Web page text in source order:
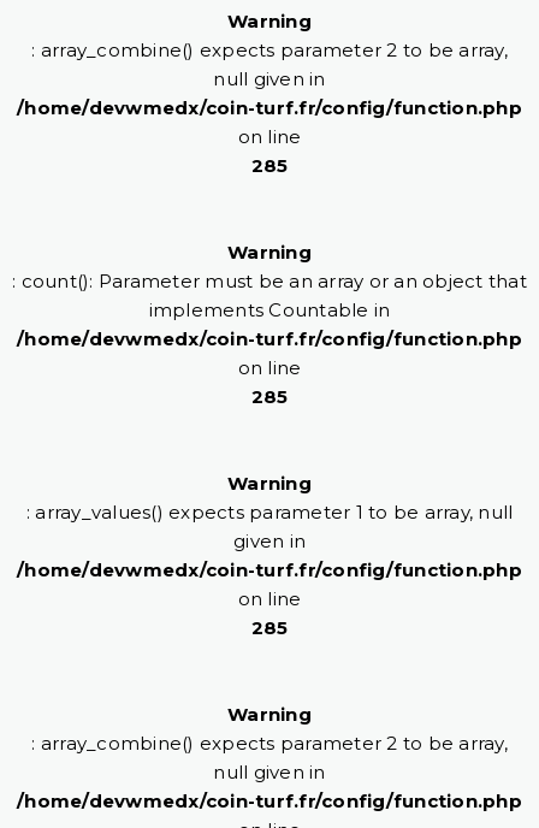
Warning
: array_combine() expects parameter 2 to be array,
null given in
/home/devwmedx/coin-turf.fr/config/function.php
on line
285
Warning
: count(): Parameter must be an array or an object that
implements Countable in
/home/devwmedx/coin-turf.fr/config/function.php
on line
285
Warning
: array_values() expects parameter 1 to be array, null
given in
/home/devwmedx/coin-turf.fr/config/function.php
on line
285
Warning
: array_combine() expects parameter 2 to be array,
null given in
/home/devwmedx/coin-turf.fr/config/function.php